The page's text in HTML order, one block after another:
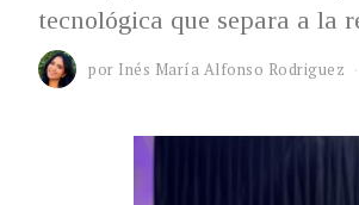
tecnológica que separa a la
por Inés María Alfonso Rodriguez